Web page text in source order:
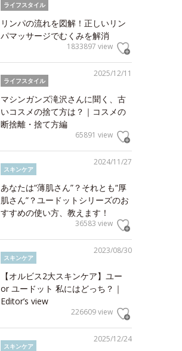
ライフスタイル
リンパの流れを図解！正しいリン
パマッサージでむくみを解消
1833897 view
2025/12/11
ライフスタイル
マシンガンズ滝沢さんに聞く、古
いコスメの捨て方は？｜コスメの
断捨離・捨て方編
65891 view
2024/11/27
スキンケア
あなたは“薄肌さん”？それとも“厚
肌さん”？ユードットシリーズのお
すすめの使い方、教えます！
36583 view
2023/08/30
スキンケア
【オルビス2大スキンケア】ユー
or ユードット 私にはどっち？｜
Editor’s view
226609 view
2025/12/24
スキンケア